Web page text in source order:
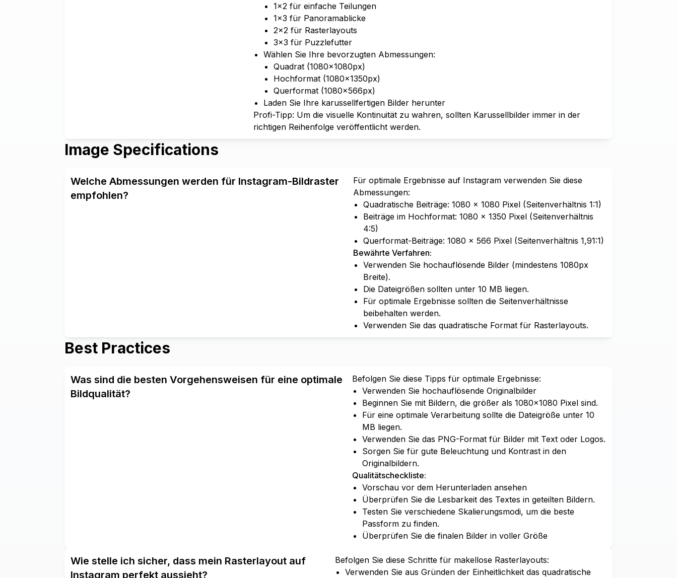
1×2 für einfache Teilungen
1×3 für Panoramablicke
2×2 für Rasterlayouts
3×3 für Puzzlefutter
Wählen Sie Ihre bevorzugten Abmessungen:
Quadrat (1080×1080px)
Hochformat (1080×1350px)
Querformat (1080×566px)
Laden Sie Ihre karussellfertigen Bilder herunter
Profi-Tipp: Um die visuelle Kontinuität zu wahren, sollten Karussellbilder immer in der
richtigen Reihenfolge veröffentlicht werden.
Image Specifications
Welche Abmessungen werden für Instagram-Bildraster
empfohlen?
Für optimale Ergebnisse auf Instagram verwenden Sie diese
Abmessungen:
Quadratische Beiträge: 1080 × 1080 Pixel (Seitenverhältnis 1:1)
Beiträge im Hochformat: 1080 × 1350 Pixel (Seitenverhältnis
4:5)
Querformat-Beiträge: 1080 × 566 Pixel (Seitenverhältnis 1,91:1)
Bewährte Verfahren:
Verwenden Sie hochauflösende Bilder (mindestens 1080px
Breite).
Die Dateigrößen sollten unter 10 MB liegen.
Für optimale Ergebnisse sollten die Seitenverhältnisse
beibehalten werden.
Verwenden Sie das quadratische Format für Rasterlayouts.
Best Practices
Was sind die besten Vorgehensweisen für eine optimale
Bildqualität?
Befolgen Sie diese Tipps für optimale Ergebnisse:
Verwenden Sie hochauflösende Originalbilder
Beginnen Sie mit Bildern, die größer als 1080×1080 Pixel sind.
Für eine optimale Verarbeitung sollte die Dateigröße unter 10
MB liegen.
Verwenden Sie das PNG-Format für Bilder mit Text oder Logos.
Sorgen Sie für gute Beleuchtung und Kontrast in den
Originalbildern.
Qualitätscheckliste:
Vorschau vor dem Herunterladen ansehen
Überprüfen Sie die Lesbarkeit des Textes in geteilten Bildern.
Testen Sie verschiedene Skalierungsmodi, um die beste
Passform zu finden.
Überprüfen Sie die finalen Bilder in voller Größe
Wie stelle ich sicher, dass mein Rasterlayout auf
Instagram perfekt aussieht?
Befolgen Sie diese Schritte für makellose Rasterlayouts:
Verwenden Sie aus Gründen der Einheitlichkeit das quadratische